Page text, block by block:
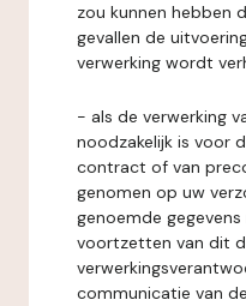
zou kunnen hebben
gevallen de
verwerking wordt
- als de verwerking
noodzakelijk is voor
contract of van
genomen op uw
genoemde
voortzetten van dit
communicatie van